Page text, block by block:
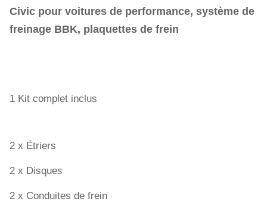
Civic pour voitures de performance, système de
freinage BBK, plaquettes de frein
1 Kit complet inclus
2 x Étriers
2 x Disques
2 x Conduites de frein